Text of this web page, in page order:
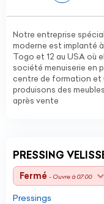
Notre entreprise
moderne est implanté
Togo et 12 au USA où
société menuiserie en
centre de formation et
produisons des
après vente
PRESSING
Fermé - Ouvre à 07:00
Pressings